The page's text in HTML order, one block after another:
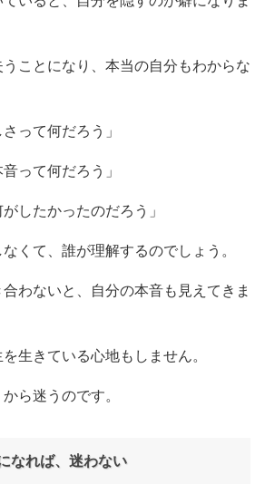
ことになり、本当の自分もわからな
って何だろう」
って何だろう」
したかったのだろう」
くて、誰が理解するのでしょう。
わないと、自分の本音も見えてきま
生きている心地もしません。
ら迷うのです。
なれば、迷わない